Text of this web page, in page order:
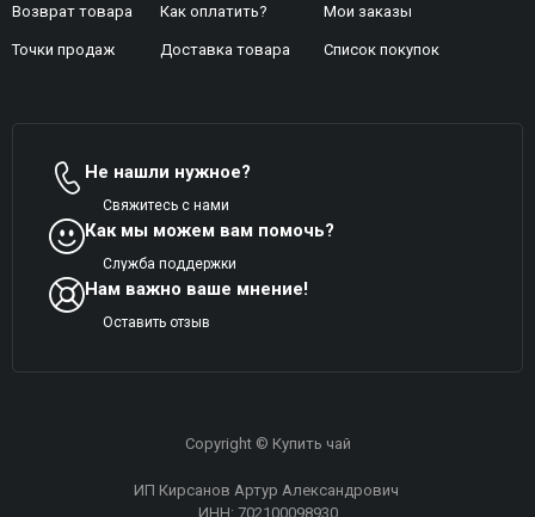
Возврат товара
Точки продаж
Как оплатить?
Доставка товара
Mои заказы
Список покупок
Не нашли нужное?
Свяжитесь с нами
Как мы можем вам помочь?
Служба поддержки
Нам важно ваше мнение!
Оставить отзыв
Copyright © Купить чай
ИП Кирсанов Артур Александрович
ИНН: 702100098930